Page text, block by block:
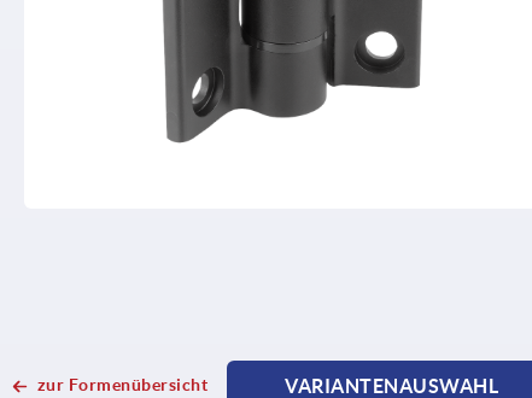
zur Formenübersicht
VARIANTENAUSWAHL